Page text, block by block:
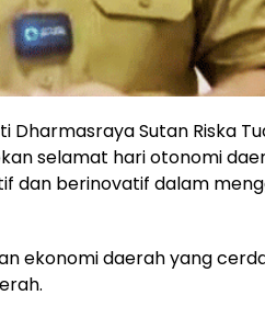
Dharmasraya Sutan Riska
selamat hari otonomi
dan berinovatif dalam
ekonomi daerah yang